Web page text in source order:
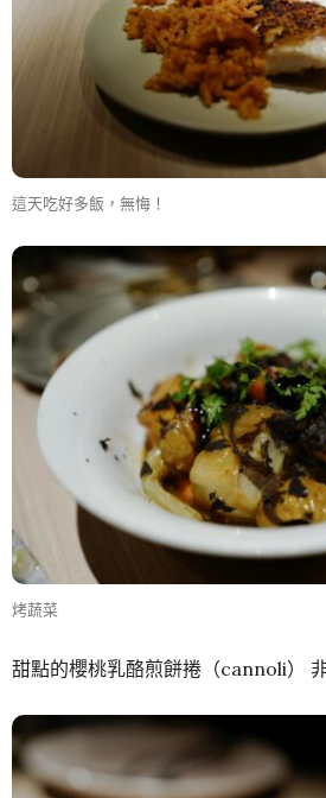
這天吃好多飯，無悔！
烤蔬菜
甜點的櫻桃乳酪煎餅捲（cannoli）